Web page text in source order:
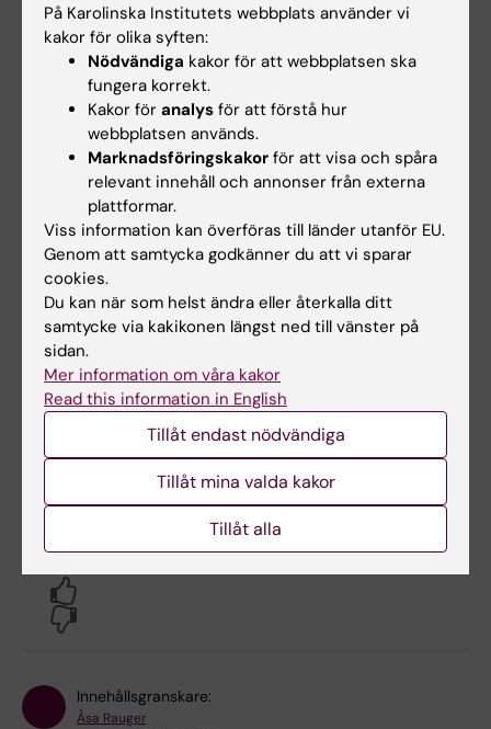
Dokument
Länkar
Lokalbokning för medarbetare
Bokningsbara lokaler på campus Flemingsberg
Hade du nytta av informationen på denna sida?
Innehållsgranskare:
Åsa Rauger
På Karolinska Institutets webbplats använder vi
kakor för olika syften:
Nödvändiga kakor för att webbplatsen ska
fungera korrekt.
Kakor för analys för att förstå hur
webbplatsen används.
Marknadsföringskakor för att visa och spåra
relevant innehåll och annonser från externa
plattformar.
Viss information kan överföras till länder utanför EU.
Genom att samtycka godkänner du att vi sparar
cookies.
Du kan när som helst ändra eller återkalla ditt
samtycke via kakikonen längst ned till vänster på
sidan.
Mer information om våra kakor
Read this information in English
Tillåt endast nödvändiga
Tillåt mina valda kakor
Tillåt alla